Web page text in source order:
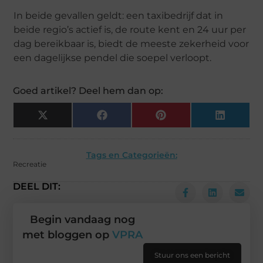
In beide gevallen geldt: een taxibedrijf dat in
beide regio’s actief is, de route kent en 24 uur per
dag bereikbaar is, biedt de meeste zekerheid voor
een dagelijkse pendel die soepel verloopt.
Goed artikel? Deel hem dan op:
X
(Twitter)
Facebook Pinterest LinkedIn
Tags en Categorieën:
Recreatie
DEEL DIT:
Begin vandaag nog
met bloggen opVPRA
Stuur ons een bericht